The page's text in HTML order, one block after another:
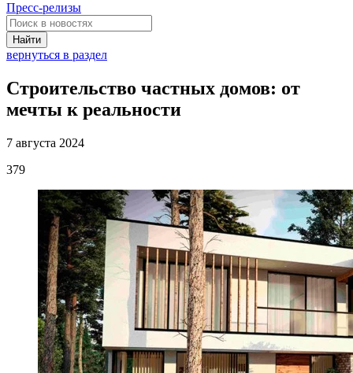
Пресс-релизы
Найти
вернуться в раздел
Строительство частных домов: от
мечты к реальности
7 августа 2024
379